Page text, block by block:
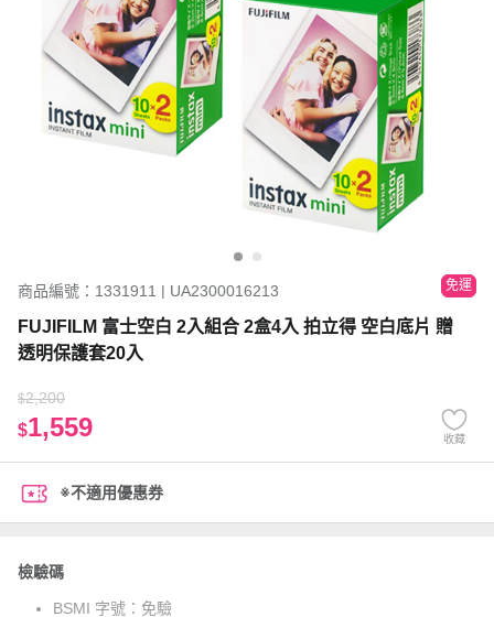
商品編號：1331911 | UA2300016213 免運
FUJIFILM 富士空白 2入組合 2盒4入 拍立得 空白底片 贈
透明保護套20入
$2,200
$1,559 收藏
※不適用優惠券
檢驗碼
BSMI 字號： 免驗